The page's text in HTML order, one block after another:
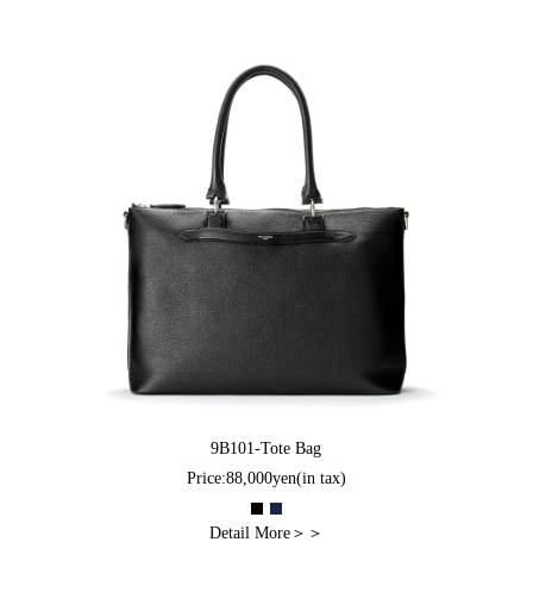
9B101-Tote Bag
Price:88,000yen(in tax)
Detail More＞＞